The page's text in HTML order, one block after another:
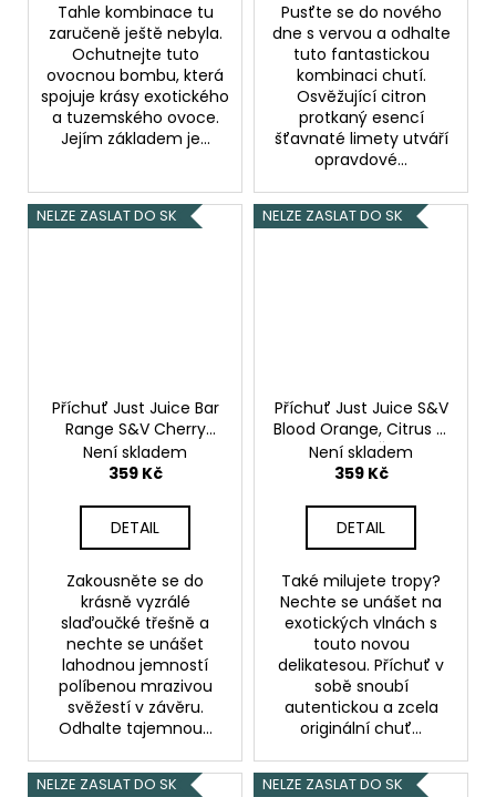
Tahle kombinace tu
zaručeně ještě nebyla.
Ochutnejte tuto
ovocnou bombu, která
spojuje krásy exotického
a tuzemského ovoce.
Jejím základem je...
Pusťte se do nového
dne s vervou a odhalte
tuto fantastickou
kombinaci chutí.
Osvěžující citron
protkaný esencí
šťavnaté limety utváří
opravdové...
NELZE ZASLAT DO SK
Příchuť Just Juice Bar
Range S&V Cherry
10mlTřešeň
Není skladem
359 Kč
DETAIL
Zakousněte se do
krásně vyzrálé
slaďoučké třešně a
nechte se unášet
lahodnou jemností
políbenou mrazivou
svěžestí v závěru.
Odhalte tajemnou...
NELZE ZASLAT DO SK
Příchuť Just Juice S&V
Blood Orange, Citrus &
Guava 10mlČervený
pomeranč, citron a
Není skladem
359 Kč
DETAIL
Také milujete tropy?
Nechte se unášet na
exotických vlnách s
touto novou
delikatesou. Příchuť v
sobě snoubí
autentickou a zcela
originální chuť...
NELZE ZASLAT DO SK NELZE ZASLAT DO SK